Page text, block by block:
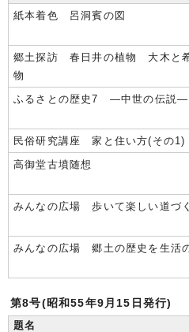
紙本着色 呂洞賓の図
郷土探訪 春日井の植物 大木と
物
ふるさとの歴史7 ―中世の伝説―
民俗研究講座 家と住い方(その1)
高御堂古墳随想
みんなの広場 歩いて楽しい道づ
みんなの広場 郷土の歴史を生活
第8号(昭和55年9月15日発行)
題名